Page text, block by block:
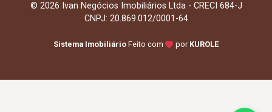
© 2026 Ivan Negócios Imobiliários Ltda - CRECI 684-J
CNPJ: 20.869.012/0001-64
Sistema Imobiliário Feito com por KUROLE